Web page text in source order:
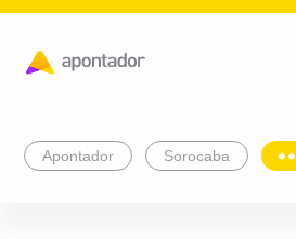
Apontador Sorocaba